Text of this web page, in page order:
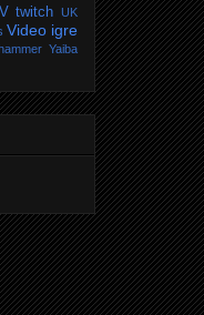
twitch UK
Video igre
Yaiba